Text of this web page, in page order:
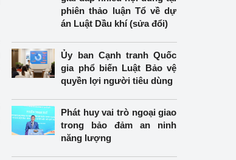
phiên thảo luận Tổ về dự
án Luật Dầu khí (sửa đổi)
Ủy ban Cạnh tranh Quốc
gia phổ biến Luật Bảo vệ
quyền lợi người tiêu dùng
Phát huy vai trò ngoại giao
trong bảo đảm an ninh
năng lượng